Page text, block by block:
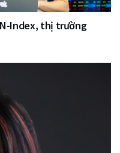
Index, thị trường